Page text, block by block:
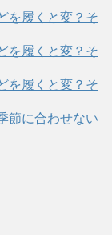
を履くと変？そ
を履くと変？そ
を履くと変？そ
節に合わせない